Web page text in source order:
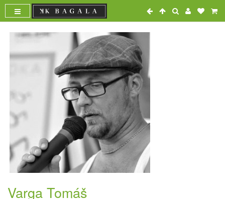
Varga Tomáš